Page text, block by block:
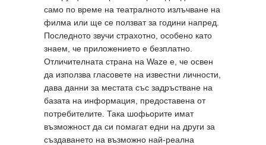
само по време на театралното излъчване на
филма или ще се ползват за години напред.
Последното звучи страхотно, особено като
знаем, че приложението е безплатно.
Отличителната страна на Waze е, че освен
да използва гласовете на известни личности,
дава данни за местата със задръстване на
базата на информация, предоставена от
потребителите. Така шофьорите имат
възможност да си помагат едни на други за
създаването на възможно най-реална